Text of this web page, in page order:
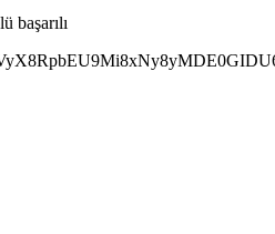
başarılı